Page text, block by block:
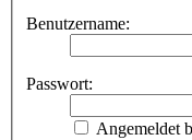
Benutzername:
Passwort:
Angemeldet